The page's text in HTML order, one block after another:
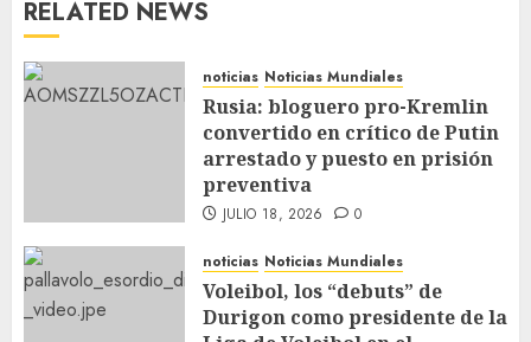
RELATED NEWS
noticias Noticias Mundiales
Rusia: bloguero pro-Kremlin
convertido en crítico de Putin
arrestado y puesto en prisión
preventiva
JULIO 18, 2026 0
noticias Noticias Mundiales
Voleibol, los “debuts” de
Durigon como presidente de la